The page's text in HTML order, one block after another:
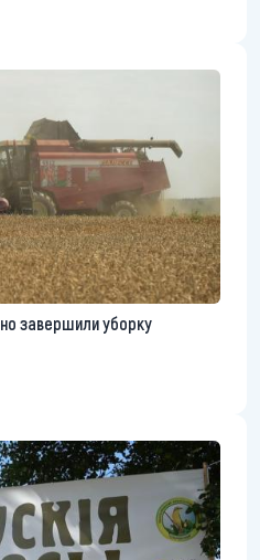
завершили уборку